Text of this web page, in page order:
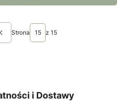
pierwszej strony z produktami
Strona z 15
i Dostawy